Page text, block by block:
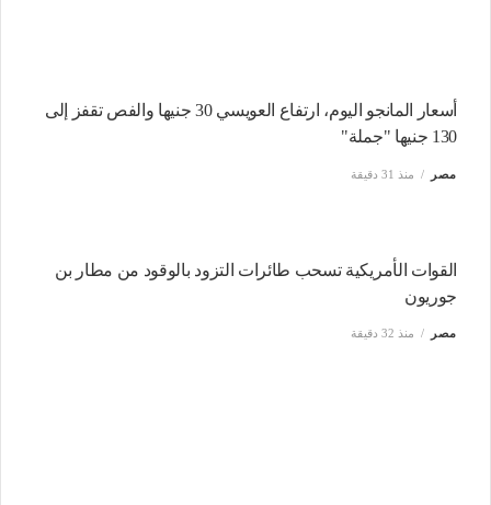
أسعار المانجو اليوم، ارتفاع العويسي 30 جنيها والفص تقفز إلى
130 جنيها "جملة"
مصر منذ 31 دقيقة
القوات الأمريكية تسحب طائرات التزود بالوقود من مطار بن
جوريون
مصر منذ 32 دقيقة